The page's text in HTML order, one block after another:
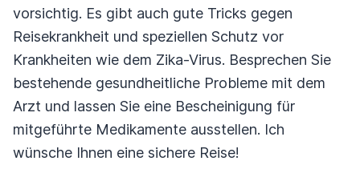
vorsichtig. Es gibt auch gute Tricks gegen
Reisekrankheit und speziellen Schutz vor
Krankheiten wie dem Zika-Virus. Besprechen Sie
bestehende gesundheitliche Probleme mit dem
Arzt und lassen Sie eine Bescheinigung für
mitgeführte Medikamente ausstellen. Ich
wünsche Ihnen eine sichere Reise!